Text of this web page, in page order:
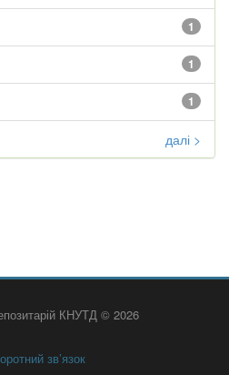
1
1
1
далі >
КНУТД © 2026
зв’язок